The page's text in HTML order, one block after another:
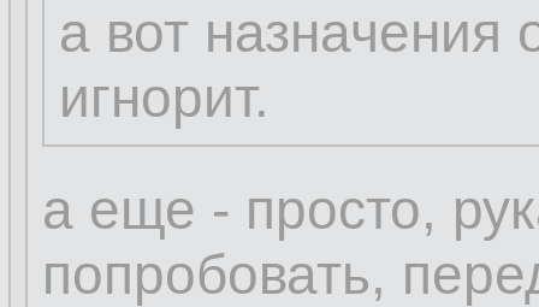
а вот назначения
игнорит.
а еще - просто,
попробовать,